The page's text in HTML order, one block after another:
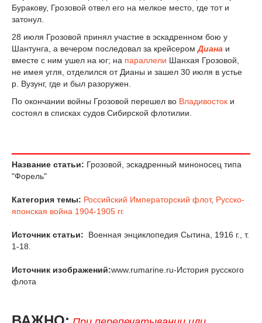
Буракову, Грозовой отвел его на мелкое место, где тот и
затонул.
28 июля Грозовой принял участие в эскадренном бою у
Шантунга, а вечером последовал за крейсером Диана и
вместе с ним ушел на юг; на параллели Шанхая Грозовой,
не имея угля, отделился от Дианы и зашел 30 июля в устье
р. Вузунг, где и был разоружен.
По окончании войны Грозовой перешел во Владивосток и
состоял в списках судов Сибирской флотилии.
Название статьи: Грозовой, эскадренный миноносец типа
"Форель"
Категория темы: Российский Императорский флот, Русско-
японская война 1904-1905 гг.
Источник статьи:
Военная энциклопедия Сытина, 1916 г., т.
1-18.
Источник изображений:www.rumarine.ru-История русского
флота